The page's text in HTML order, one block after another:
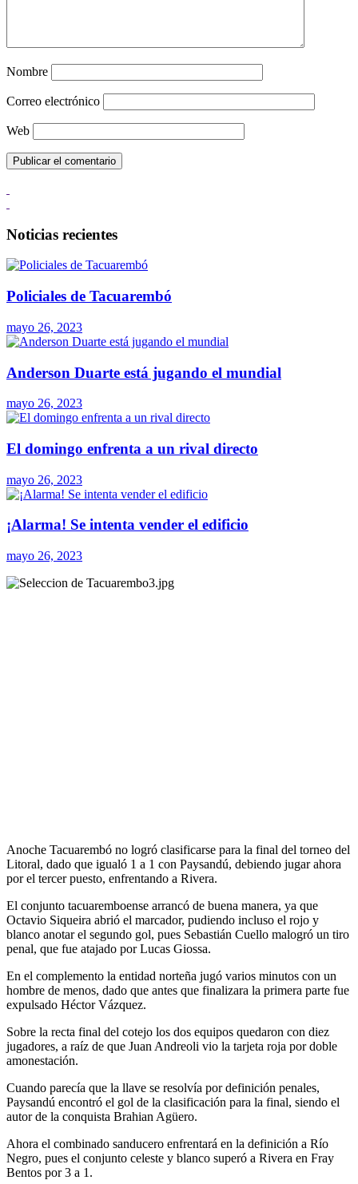
Nombre
Correo electrónico
Web
Noticias recientes
Policiales de Tacuarembó
mayo 26, 2023
Anderson Duarte está jugando el mundial
mayo 26, 2023
El domingo enfrenta a un rival directo
mayo 26, 2023
¡Alarma! Se intenta vender el edificio
mayo 26, 2023
Anoche Tacuarembó no logró clasificarse para la final del torneo del
Litoral, dado que igualó 1 a 1 con Paysandú, debiendo jugar ahora
por el tercer puesto, enfrentando a Rivera.
El conjunto tacuaremboense arrancó de buena manera, ya que
Octavio Siqueira abrió el marcador, pudiendo incluso el rojo y
blanco anotar el segundo gol, pues Sebastián Cuello malogró un tiro
penal, que fue atajado por Lucas Giossa.
En el complemento la entidad norteña jugó varios minutos con un
hombre de menos, dado que antes que finalizara la primera parte fue
expulsado Héctor Vázquez.
Sobre la recta final del cotejo los dos equipos quedaron con diez
jugadores, a raíz de que Juan Andreoli vio la tarjeta roja por doble
amonestación.
Cuando parecía que la llave se resolvía por definición penales,
Paysandú encontró el gol de la clasificación para la final, siendo el
autor de la conquista Brahian Agüero.
Ahora el combinado sanducero enfrentará en la definición a Río
Negro, pues el conjunto celeste y blanco superó a Rivera en Fray
Bentos por 3 a 1.